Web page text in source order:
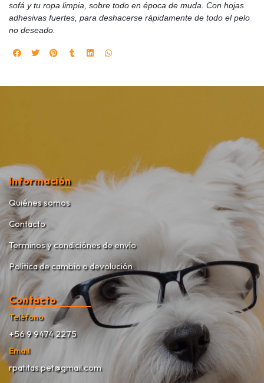
sofá y tu ropa limpia, sobre todo en época de muda. Con hojas
adhesivas fuertes, para deshacerse rápidamente de todo el pelo
no deseado.
Información
Quiénes somos
Contacto
Terminos y condiciónes de envío
Política de cambio o devolución
Contacto
Teléfono
+56 9 9474 2275
Email
rpatitas.pet@gmail.com